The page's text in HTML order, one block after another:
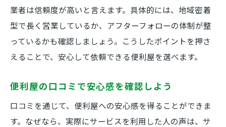
業者は信頼度が高いと言えます。具体的には、地域密着
型で長く営業しているか、アフターフォローの体制が整
っているかも確認しましょう。こうしたポイントを押さ
えることで、安心して依頼できる便利屋を選べます。
便利屋の口コミで安心感を確認しよう
口コミを通じて、便利屋への安心感を得ることができま
す。なぜなら、実際にサービスを利用した人の声は、サ